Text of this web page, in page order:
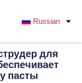
Russian
для
пасты